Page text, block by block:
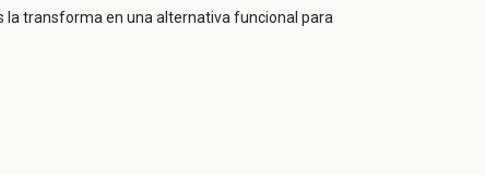
la transforma en una alternativa funcional para